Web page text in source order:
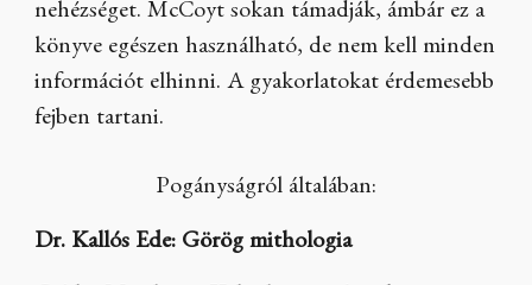
nehézséget. McCoyt sokan támadják, ámbár ez a
könyve egészen használható, de nem kell minden
információt elhinni. A gyakorlatokat érdemesebb
fejben tartani.
Pogányságról általában:
Dr. Kallós Ede: Görög mithologia